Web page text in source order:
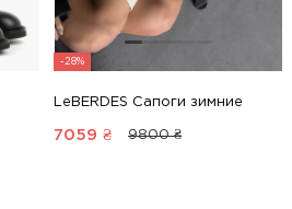
-28%
LeBERDES Сапоги зимние
7059 ₴ 9800 ₴